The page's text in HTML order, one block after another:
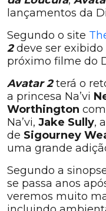
lançamentos da
Segundo o site
2deve ser exibido
próximo filme do
Avatar 2terá o
a princesa Na’vi
Worthington
Na’vi, Jake Sully,
de Sigourney
uma grande
Segundo a
se passa anos
veremos muito